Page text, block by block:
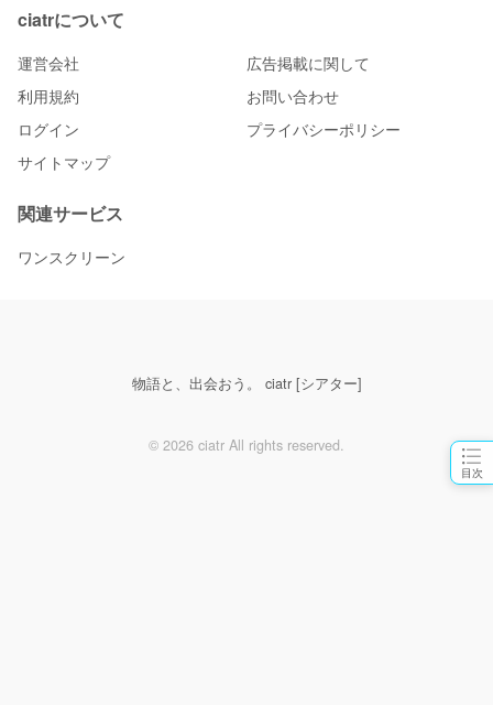
目次
ciatrについて
運営会社
広告掲載に関して
利用規約
お問い合わせ
ログイン
プライバシーポリシー
サイトマップ
関連サービス
ワンスクリーン
物語と、出会おう。 ciatr [シアター]
© 2026 ciatr All rights reserved.